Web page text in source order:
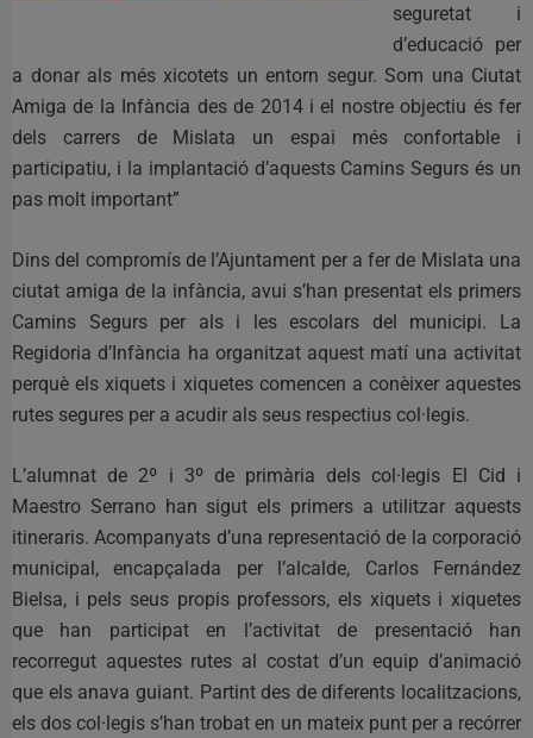
seguretat i
d’educació per
a donar als més xicotets un entorn segur. Som una Ciutat
Amiga de la Infància des de 2014 i el nostre objectiu és fer
dels carrers de Mislata un espai més confortable i
participatiu, i la implantació d’aquests Camins Segurs és un
pas molt important”
Dins del compromís de l’Ajuntament per a fer de Mislata una
ciutat amiga de la infància, avui s’han presentat els primers
Camins Segurs per als i les escolars del municipi. La
Regidoria d’Infància ha organitzat aquest matí una activitat
perquè els xiquets i xiquetes comencen a conèixer aquestes
rutes segures per a acudir als seus respectius col·legis.
L’alumnat de 2º i 3º de primària dels col·legis El Cid i
Maestro Serrano han sigut els primers a utilitzar aquests
itineraris. Acompanyats d’una representació de la corporació
municipal, encapçalada per l’alcalde, Carlos Fernández
Bielsa, i pels seus propis professors, els xiquets i xiquetes
que han participat en l’activitat de presentació han
recorregut aquestes rutes al costat d’un equip d’animació
que els anava guiant. Partint des de diferents localitzacions,
els dos col·legis s’han trobat en un mateix punt per a recórrer